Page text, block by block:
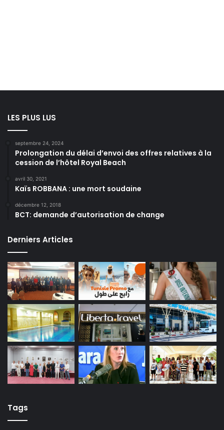
LES PLUS LUS
septembre 24, 2024
Prolongation du délai d’envoi des offres relatives à la
cession de l’hôtel Royal Beach
avril 30, 2021
Kaïs ROBBANA : une mort soudaine
décembre 12, 2018
BCT: demande d’autorisation de change
Derniers Articles
Tags